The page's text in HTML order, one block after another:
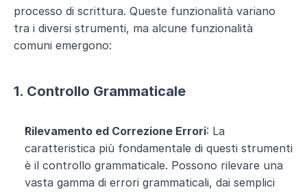
processo di scrittura. Queste funzionalità variano
tra i diversi strumenti, ma alcune funzionalità
comuni emergono:
1. Controllo Grammaticale
Rilevamento ed Correzione Errori: La
caratteristica più fondamentale di questi strumenti
è il controllo grammaticale. Possono rilevare una
vasta gamma di errori grammaticali, dai semplici